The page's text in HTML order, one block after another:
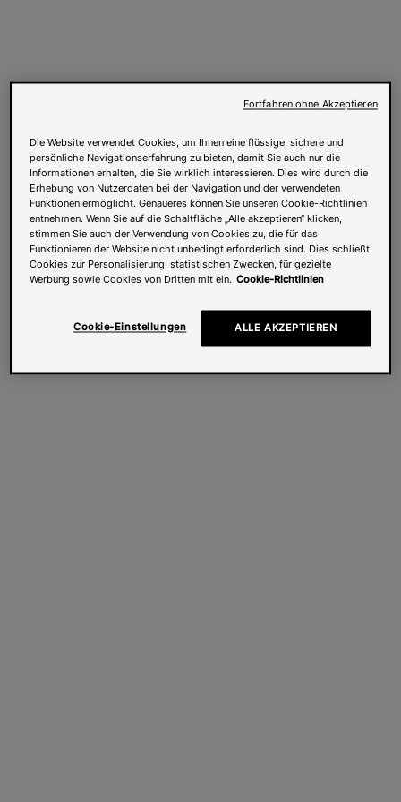
Die Website verwendet Cookies, um Ihnen eine flüssige, sichere und
persönliche Navigationserfahrung zu bieten, damit Sie auch nur die
Informationen erhalten, die Sie wirklich interessieren. Dies wird durch die
Erhebung von Nutzerdaten bei der Navigation und der verwendeten
Funktionen ermöglicht. Genaueres können Sie unseren Cookie-Richtlinien
entnehmen. Wenn Sie auf die Schaltfläche „Alle akzeptieren“ klicken,
stimmen Sie auch der Verwendung von Cookies zu, die für das
Funktionieren der Website nicht unbedingt erforderlich sind. Dies schließt
Cookies zur Personalisierung, statistischen Zwecken, für gezielte
Werbung sowie Cookies von Dritten mit ein. Cookie-Richtlinien
Cookie-Einstellungen ALLE AKZEPTIEREN
Fortfahren ohne Akzeptieren